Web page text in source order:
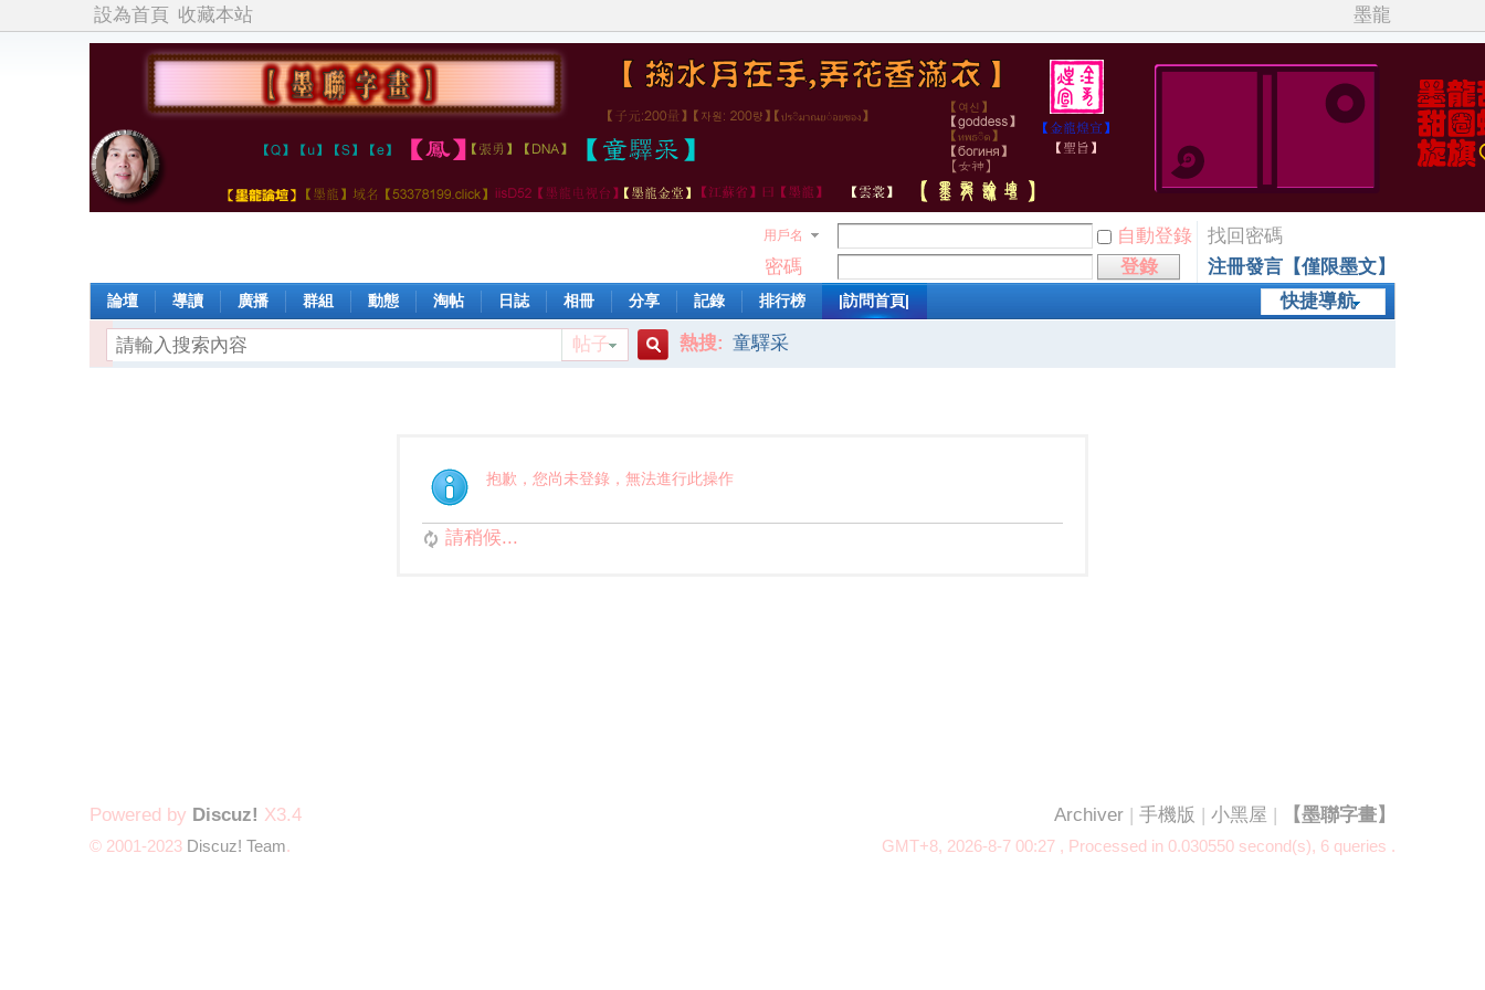
設為首頁 收藏本站 墨龍
用戶名 自動登錄
找回密碼
密碼
登錄
注冊發言【僅限墨文】
快捷導航
論壇 導讀 廣播 群組 動態 淘帖 日誌 相冊 分享 記錄 排行榜 |訪問首頁|
帖子
索
熱搜: 童驛采
抱歉，您尚未登錄，無法進行此操作
請稍候...
Archiver | 手機版 | 小黑屋 | 【墨聯字畫】
GMT+8, 2026-8-7 00:27 , Processed in 0.030550 second(s), 6 queries .
Powered by Discuz! X3.4
© 2001-2023 Discuz! Team.